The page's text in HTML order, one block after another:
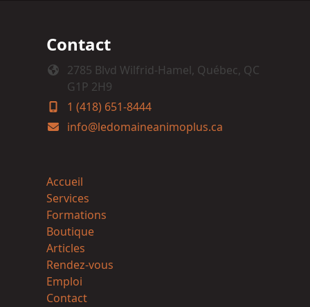
Contact
2785 Blvd Wilfrid-Hamel, Québec, QC
G1P 2H9
1 (418) 651-8444
info@ledomaineanimoplus.ca
Accueil
Services
Formations
Boutique
Articles
Rendez-vous
Emploi
Contact